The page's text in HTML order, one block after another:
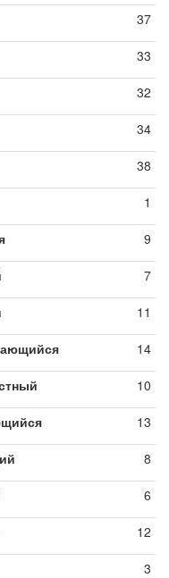
37
33
32
34
38
1
9
7
11
14
10
13
8
6
12
3